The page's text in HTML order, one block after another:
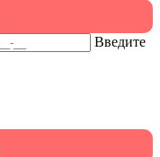
Введите